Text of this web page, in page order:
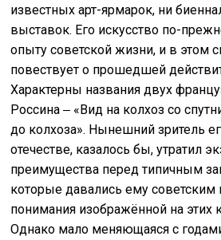
известных арт-ярмарок, ни
выставок. Его искусство по-
опыту советской жизни, и в этом
повествует о прошедшей
Характерны названия двух
Россина ‒ «Вид на колхоз со
до колхоза». Нынешний зритель
отечестве, казалось бы, утратил
преимущества перед типичным
которые давались ему
понимания изображённой на этих
Однако мало меняющаяся с